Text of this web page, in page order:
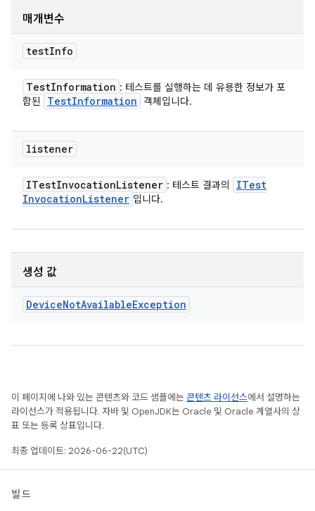
매개변수
testInfo
TestInformation : 테스트를 실행하는 데 유용한 정보가 포
함된
TestInformation 객체입니다.
listener
ITestInvocationListener : 테스트 결과의
ITest
InvocationListener 입니다.
생성 값
DeviceNotAvailableException
이 페이지에 나와 있는 콘텐츠와 코드 샘플에는 콘텐츠 라이선스에서 설명하는
라이선스가 적용됩니다. 자바 및 OpenJDK는 Oracle 및 Oracle 계열사의 상
표 또는 등록 상표입니다.
최종 업데이트: 2026-06-22(UTC)
빌드